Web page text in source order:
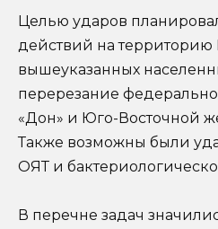
Целью ударов
действий на
вышеуказанных
перерезание
«Дон» и Юго-Восточной
Также возможны были
ОЯТ и
В перечне задач